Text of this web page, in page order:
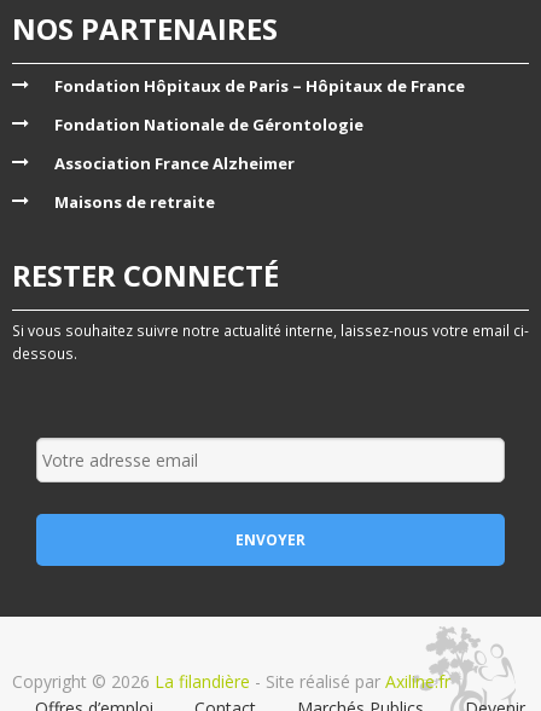
NOS PARTENAIRES
Fondation Hôpitaux de Paris – Hôpitaux de France
Fondation Nationale de Gérontologie
Association France Alzheimer
Maisons de retraite
RESTER CONNECTÉ
Si vous souhaitez suivre notre actualité interne, laissez-nous votre email ci-
dessous.
Copyright © 2026 La filandière - Site réalisé par Axiline.fr